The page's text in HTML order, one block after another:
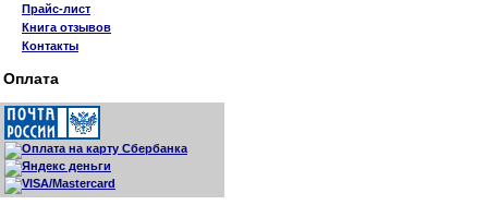
Прайс-лист
Книга отзывов
Контакты
Оплата